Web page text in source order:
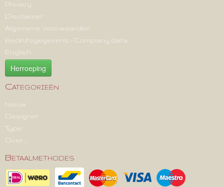
Privacy
Disclaimer
Algemene Voorwaarden
Bedrijfsgegevens - Company data
English
Herroeping
Categorieën
Nieuw
Designer
Type
Over ...
Betaalmethodes